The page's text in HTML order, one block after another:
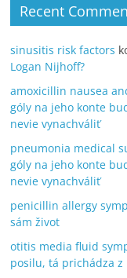
Recent
sinusitis risk factors
Logan Nijhoff?
amoxicillin nausea
góly na jeho konte
nevie vynachváliť
pneumonia medical
góly na jeho konte
nevie vynachváliť
penicillin allergy
sám život
otitis media fluid
posilu, tá prichádza z